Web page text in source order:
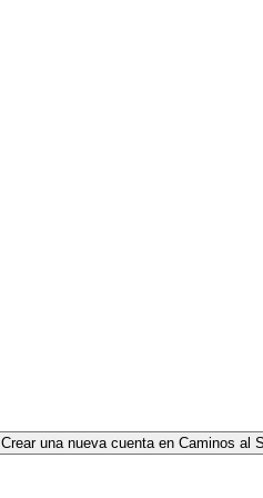
Crear una nueva cuenta en Caminos al